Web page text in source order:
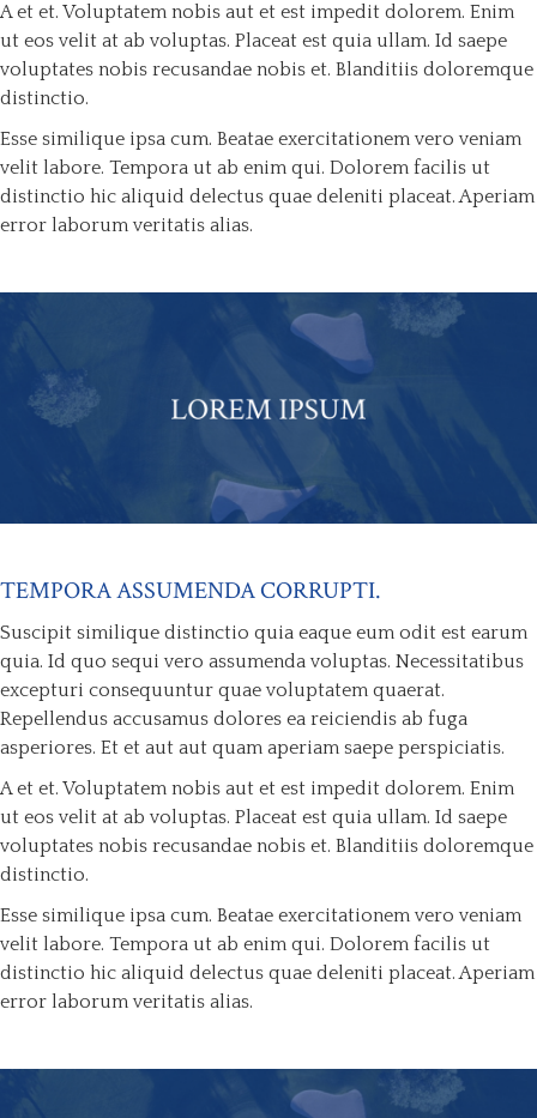
A et et. Voluptatem nobis aut et est impedit dolorem. Enim
ut eos velit at ab voluptas. Placeat est quia ullam. Id saepe
voluptates nobis recusandae nobis et. Blanditiis doloremque
distinctio.
Esse similique ipsa cum. Beatae exercitationem vero veniam
velit labore. Tempora ut ab enim qui. Dolorem facilis ut
distinctio hic aliquid delectus quae deleniti placeat. Aperiam
error laborum veritatis alias.
TEMPORA ASSUMENDA CORRUPTI.
Suscipit similique distinctio quia eaque eum odit est earum
quia. Id quo sequi vero assumenda voluptas. Necessitatibus
excepturi consequuntur quae voluptatem quaerat.
Repellendus accusamus dolores ea reiciendis ab fuga
asperiores. Et et aut aut quam aperiam saepe perspiciatis.
A et et. Voluptatem nobis aut et est impedit dolorem. Enim
ut eos velit at ab voluptas. Placeat est quia ullam. Id saepe
voluptates nobis recusandae nobis et. Blanditiis doloremque
distinctio.
Esse similique ipsa cum. Beatae exercitationem vero veniam
velit labore. Tempora ut ab enim qui. Dolorem facilis ut
distinctio hic aliquid delectus quae deleniti placeat. Aperiam
error laborum veritatis alias.